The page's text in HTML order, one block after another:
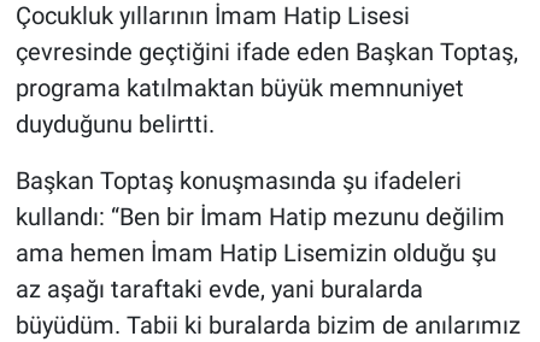
Çocukluk yıllarının İmam Hatip Lisesi
çevresinde geçtiğini ifade eden Başkan Toptaş,
programa katılmaktan büyük memnuniyet
duyduğunu belirtti.
Başkan Toptaş konuşmasında şu ifadeleri
kullandı: “Ben bir İmam Hatip mezunu değilim
ama hemen İmam Hatip Lisemizin olduğu şu
az aşağı taraftaki evde, yani buralarda
büyüdüm. Tabii ki buralarda bizim de anılarımız